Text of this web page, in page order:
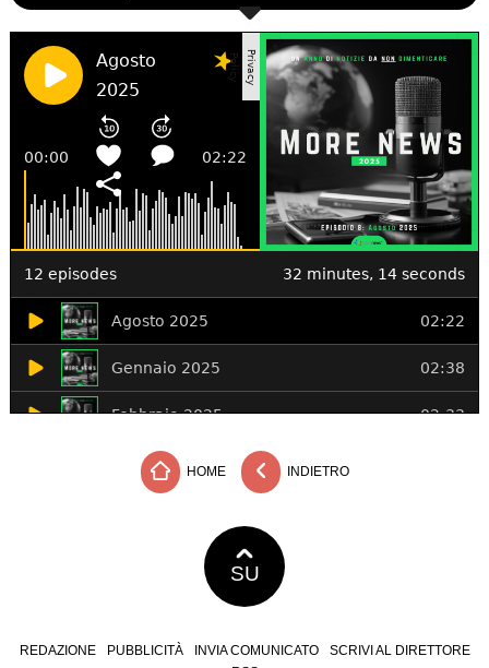
HOME INDIETRO
SU
REDAZIONE PUBBLICITÀ INVIA COMUNICATO
SCRIVI AL DIRETTORE